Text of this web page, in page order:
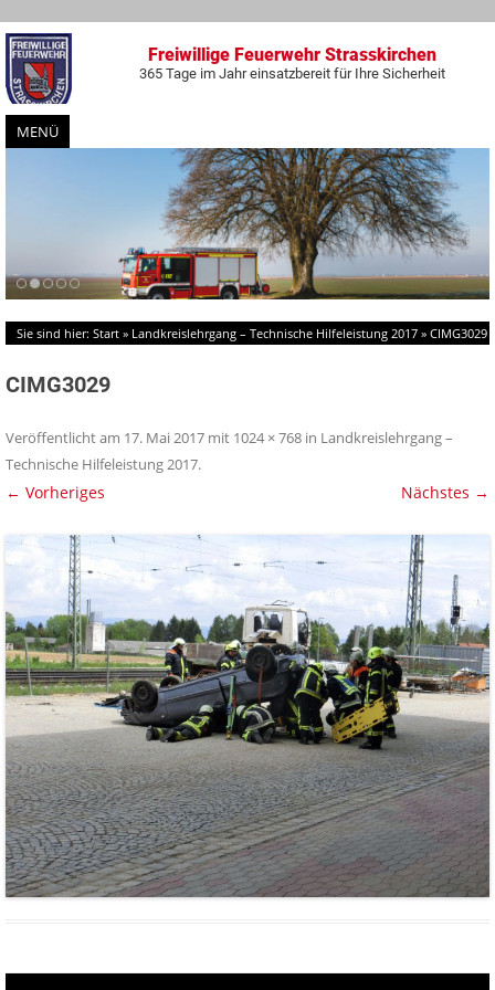
Freiwillige Feuerwehr Strasskirchen
365 Tage im Jahr einsatzbereit für Ihre Sicherheit
MENÜ
Zum
Inhalt
springen
Sie sind hier: Start » Landkreislehrgang – Technische Hilfeleistung 2017 » CIMG3029
CIMG3029
Veröffentlicht am 17. Mai 2017 mit 1024 × 768 in Landkreislehrgang –
Technische Hilfeleistung 2017.
← Vorheriges Nächstes →